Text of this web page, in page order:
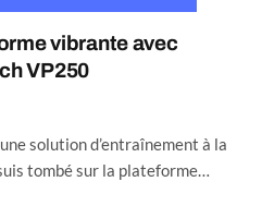
vibrante avec
VP250
solution d’entraînement à la
tombé sur la plateforme…